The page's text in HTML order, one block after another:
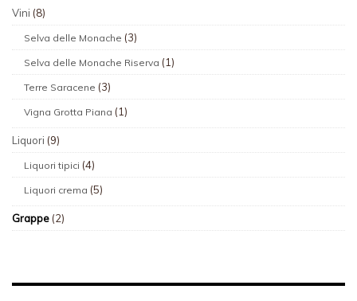
Vini (8)
Selva delle Monache (3)
Selva delle Monache Riserva (1)
Terre Saracene (3)
Vigna Grotta Piana (1)
Liquori (9)
Liquori tipici (4)
Liquori crema (5)
Grappe (2)